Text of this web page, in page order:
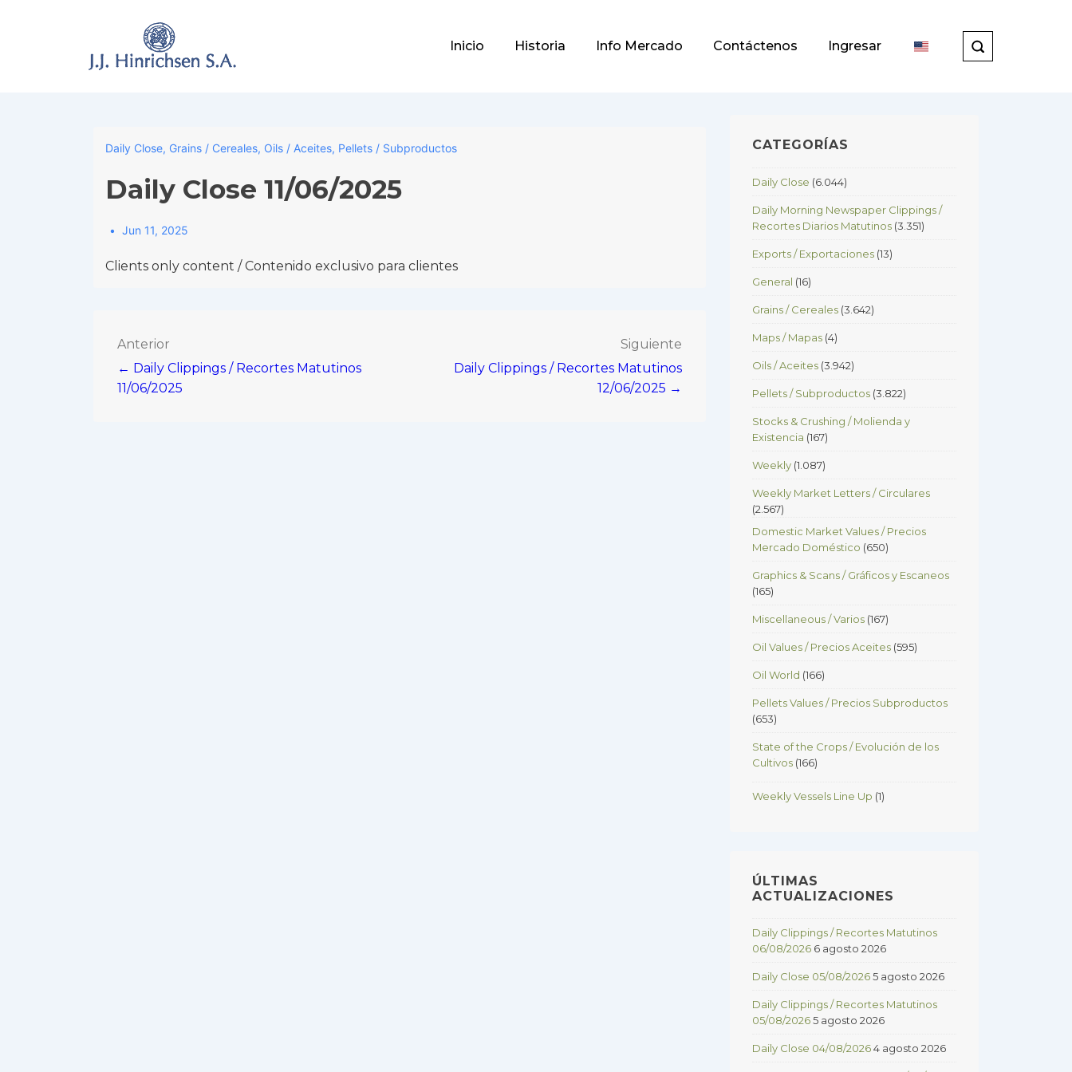
Main
Inicio Historia Info Mercado Contáctenos Ingresar
Daily Close, Grains / Cereales, Oils / Aceites, Pellets / Subproductos
Daily Close 11/06/2025
Jun 11, 2025
Clients only content / Contenido exclusivo para clientes
Navegación
de
Anterior
← Daily Clippings / Recortes Matutinos
11/06/2025
Siguiente
Daily Clippings / Recortes Matutinos
12/06/2025 →
CATEGORÍAS
Daily Close (6.044)
Daily Morning Newspaper Clippings /
Recortes Diarios Matutinos (3.351)
Exports / Exportaciones (13)
General (16)
Grains / Cereales (3.642)
Maps / Mapas (4)
Oils / Aceites (3.942)
Pellets / Subproductos (3.822)
Stocks & Crushing / Molienda y
Existencia (167)
Weekly (1.087)
Weekly Market Letters / Circulares
(2.567)
Domestic Market Values / Precios
Mercado Doméstico (650)
Graphics & Scans / Gráficos y Escaneos
(165)
Miscellaneous / Varios (167)
Oil Values / Precios Aceites (595)
Oil World (166)
Pellets Values / Precios Subproductos
(653)
State of the Crops / Evolución de los
Cultivos (166)
Weekly Vessels Line Up (1)
ÚLTIMAS
ACTUALIZACIONES
Daily Clippings / Recortes Matutinos
06/08/2026 6 agosto 2026
Daily Close 05/08/20265 agosto 2026
Daily Clippings / Recortes Matutinos
05/08/20265 agosto 2026
Daily Close 04/08/20264 agosto 2026